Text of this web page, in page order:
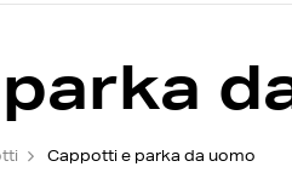
Cappotti e parka da uomo